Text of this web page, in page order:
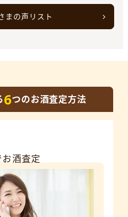
まの声リスト
6つのお酒査定方法
酒査定